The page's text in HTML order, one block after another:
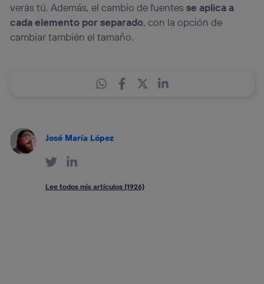
verás tú. Además, el cambio de fuentesse aplica a
cada elemento por separado, con la opción de
cambiar también el tamaño.
José María López
Lee todos mis artículos (1926)